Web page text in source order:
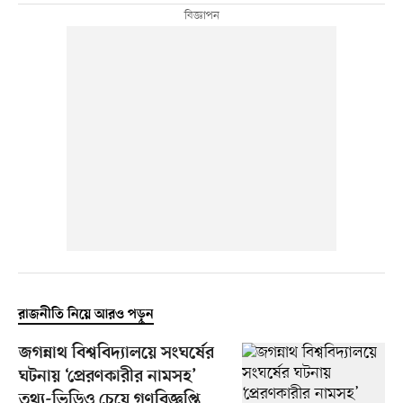
রাজনীতি নিয়ে আরও পড়ুন
জগন্নাথ বিশ্ববিদ্যালয়ে সংঘর্ষের
ঘটনায় ‘প্রেরণকারীর নামসহ’